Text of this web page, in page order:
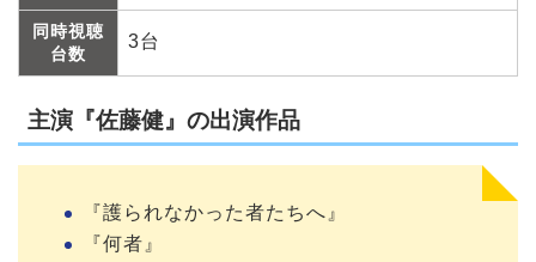
同時視聴
台数
3台
主演『佐藤健』の出演作品
『護られなかった者たちへ』
『何者』